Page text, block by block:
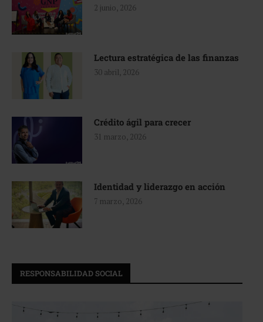
2 junio, 2026
Lectura estratégica de las finanzas
30 abril, 2026
Crédito ágil para crecer
31 marzo, 2026
Identidad y liderazgo en acción
7 marzo, 2026
RESPONSABILIDAD SOCIAL